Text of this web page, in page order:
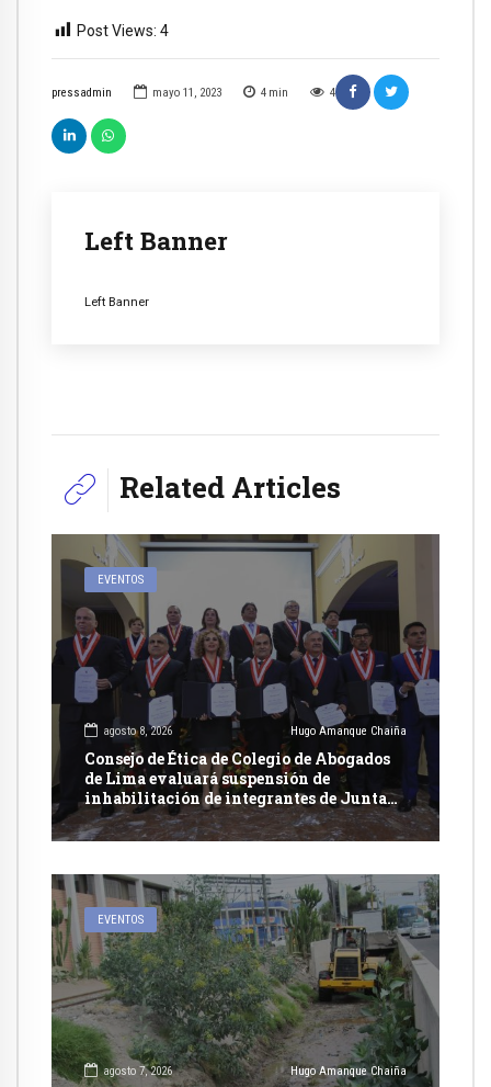
pressadmin mayo 11, 2023 4 min 4
Left Banner
Left Banner
Post Views: 4
Related Articles
EVENTOS
agosto 8, 2026 Hugo Amanque Chaiña
Consejo de Ética de Colegio de Abogados
de Lima evaluará suspensión de
inhabilitación de integrantes de Junta
Nacional de Justicia
EVENTOS
agosto 7, 2026 Hugo Amanque Chaiña